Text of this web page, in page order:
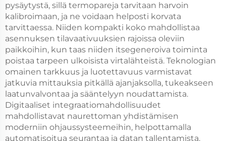
pysäytystä, sillä termopareja tarvitaan harvoin
kalibroimaan, ja ne voidaan helposti korvata
tarvittaessa. Niiden kompakti koko mahdollistaa
asennuksen tilavaativuuksien rajoissa oleviin
paikkoihin, kun taas niiden itsegeneroiva toiminta
poistaa tarpeen ulkoisista virtalähteistä. Teknologian
omainen tarkkuus ja luotettavuus varmistavat
jatkuvia mittauksia pitkällä ajanjaksolla, tukeakseen
laatunvalvontaa ja sääntelyyn noudattamista.
Digitaaliset integraatiomahdollisuudet
mahdollistavat naurettoman yhdistämisen
moderniin ohjaussysteemeihin, helpottamalla
automatisoitua seurantaa ja datan tallentamista.